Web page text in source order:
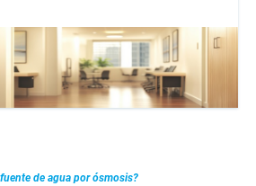
de agua por ósmosis?